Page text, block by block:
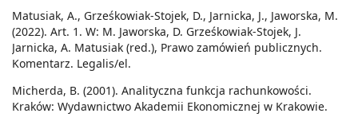
Matusiak, A., Grześkowiak-Stojek, D., Jarnicka, J., Jaworska, M.
(2022). Art. 1. W: M. Jaworska, D. Grześkowiak-Stojek, J.
Jarnicka, A. Matusiak (red.), Prawo zamówień publicznych.
Komentarz. Legalis/el.
Micherda, B. (2001). Analityczna funkcja rachunkowości.
Kraków: Wydawnictwo Akademii Ekonomicznej w Krakowie.